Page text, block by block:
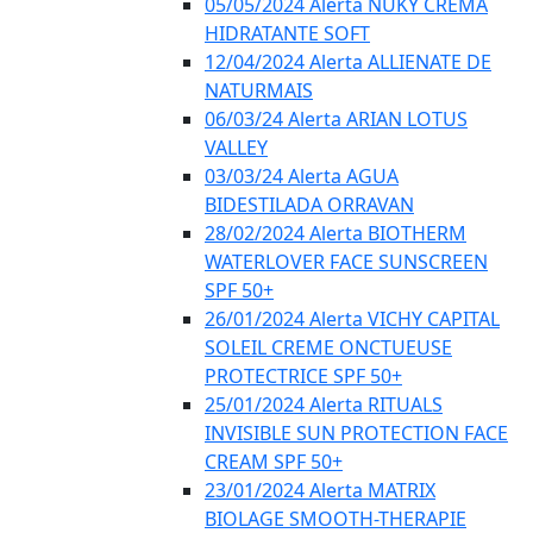
HIDRATANTE SOFT
12/04/2024 Alerta ALLIENATE DE
NATURMAIS
06/03/24 Alerta ARIAN LOTUS
VALLEY
03/03/24 Alerta AGUA
BIDESTILADA ORRAVAN
28/02/2024 Alerta BIOTHERM
WATERLOVER FACE SUNSCREEN
SPF 50+
26/01/2024 Alerta VICHY CAPITAL
SOLEIL CREME ONCTUEUSE
PROTECTRICE SPF 50+
25/01/2024 Alerta RITUALS
INVISIBLE SUN PROTECTION FACE
CREAM SPF 50+
23/01/2024 Alerta MATRIX
BIOLAGE SMOOTH-THERAPIE